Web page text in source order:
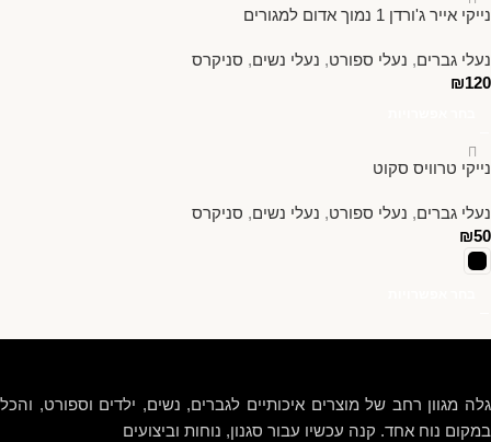
נייקי אייר ג'ורדן 1 נמוך אדום למגורים
נעלי גברים, נעלי ספורט, נעלי נשים, סניקרס
₪120
נייקי טרוויס סקוט
נעלי גברים, נעלי ספורט, נעלי נשים, סניקרס
₪50
גלה מגוון רחב של מוצרים איכותיים לגברים, נשים, ילדים וספורט, והכל
במקום נוח אחד. קנה עכשיו עבור סגנון, נוחות וביצועים